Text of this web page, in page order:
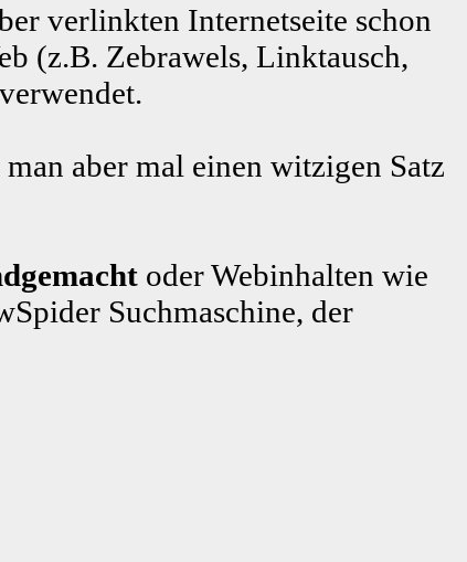
verlinkten Internetseite schon
(z.B. Zebrawels, Linktausch,
aber mal einen witzigen Satz
oder Webinhalten wie
Suchmaschine, der